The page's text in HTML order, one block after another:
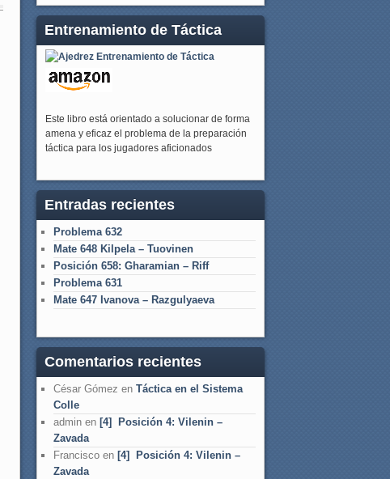
Entrenamiento de Táctica
Este libro está orientado a solucionar de forma
amena y eficaz el problema de la preparación
táctica para los jugadores aficionados
Entradas recientes
Problema 632
Mate 648 Kilpela – Tuovinen
Posición 658: Gharamian – Riff
Problema 631
Mate 647 Ivanova – Razgulyaeva
Comentarios recientes
César Gómez en Táctica en el Sistema
Colle
admin en [4] Posición 4: Vilenin –
Zavada
Francisco en [4] Posición 4: Vilenin –
Zavada